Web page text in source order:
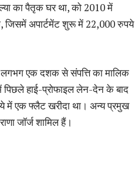
का पैतृक घर था, को 2010 में
जिसमें अपार्टमेंट शुरू में 22,000 रुपये
लगभग एक दशक से संपत्ति का मालिक
पिछले हाई-प्रोफाइल लेन-देन के बाद
में एक फ्लैट खरीदा था। अन्य प्रमुख
जॉर्ज शामिल हैं।